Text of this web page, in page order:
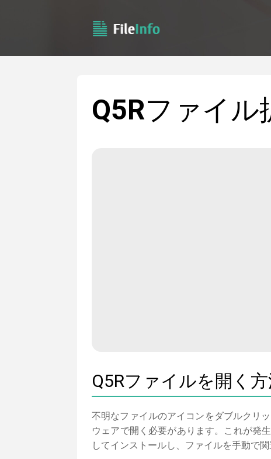
Q5Rファイル
Q5Rファイルを開く方
不明なファイルのアイコンをダブルクリ
ウェアで開く必要があります。これが発
してインストールし、ファイルを手動で関